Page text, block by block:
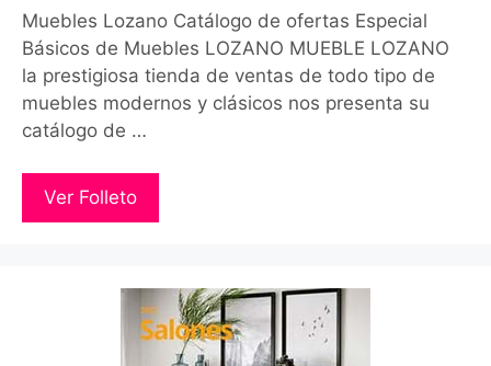
Muebles Lozano Catálogo de ofertas Especial
Básicos de Muebles LOZANO MUEBLE LOZANO
la prestigiosa tienda de ventas de todo tipo de
muebles modernos y clásicos nos presenta su
catálogo de …
Ver Folleto